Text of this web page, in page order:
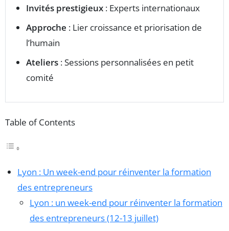
Invités prestigieux : Experts internationaux
Approche : Lier croissance et priorisation de
l’humain
Ateliers : Sessions personnalisées en petit
comité
Table of Contents
Lyon : Un week-end pour réinventer la formation
des entrepreneurs
Lyon : un week-end pour réinventer la formation
des entrepreneurs (12-13 juillet)